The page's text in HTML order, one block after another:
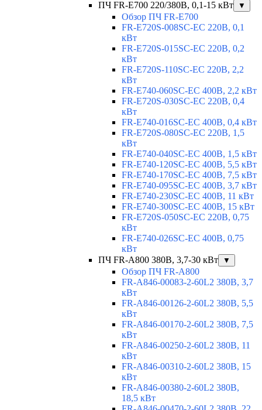
ПЧ FR-E700 220/380В, 0,1-15 кВт ▼
Обзор ПЧ FR-E700
FR-E720S-008SC-EC 220В, 0,1
кВт
FR-E720S-015SC-EC 220В, 0,2
кВт
FR-E720S-110SC-EC 220В, 2,2
кВт
FR-E740-060SC-EC 400В, 2,2 кВт
FR-E720S-030SC-EC 220В, 0,4
кВт
FR-E740-016SC-EC 400В, 0,4 кВт
FR-E720S-080SC-EC 220В, 1,5
кВт
FR-E740-040SC-EC 400В, 1,5 кВт
FR-E740-120SC-EC 400В, 5,5 кВт
FR-E740-170SC-EC 400В, 7,5 кВт
FR-E740-095SC-EC 400В, 3,7 кВт
FR-E740-230SC-EC 400В, 11 кВт
FR-E740-300SC-EC 400В, 15 кВт
FR-E720S-050SC-EC 220В, 0,75
кВт
FR-E740-026SC-EC 400В, 0,75
кВт
ПЧ FR-A800 380В, 3,7-30 кВт
▼
Обзор ПЧ FR-A800
FR-A846-00083-2-60L2 380В, 3,7
кВт
FR-A846-00126-2-60L2 380В, 5,5
кВт
FR-A846-00170-2-60L2 380В, 7,5
кВт
FR-A846-00250-2-60L2 380В, 11
кВт
FR-A846-00310-2-60L2 380В, 15
кВт
FR-A846-00380-2-60L2 380В,
18,5 кВт